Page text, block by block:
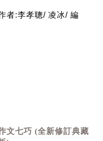
者:李孝聰/ 凌冰/ 編
文七巧 (全新修訂典藏